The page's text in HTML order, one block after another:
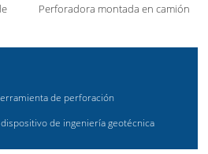
Perforadora montada en camión
de perforación
dispositivo de ingeniería geotécnica